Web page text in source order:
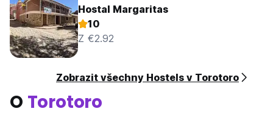
Hostal Margaritas
10
Z €2.92
Zobrazit všechny Hostels v Torotoro
O Torotoro